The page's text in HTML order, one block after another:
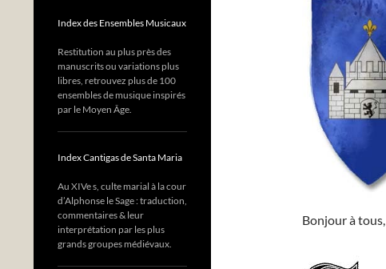
Bonjour à tous,
Index des Ensembles Musicaux
Restitution au plus près des
manuscrits ou variations plus
libres, retrouvez plus de 100
ensembles de musique inspirés
par le Moyen Âge.
Index Cantigas de Santa Maria
Au XIVe s, culte marial à la cour
d’Alphonse le Sage : traduction,
commentaires & leur
interprétation par les plus
grands groupes médiévaux.